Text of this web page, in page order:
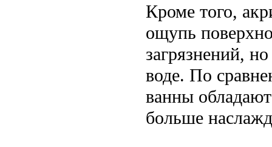
Кроме того,
ощупь
загрязнений,
воде. По
ванны
больше